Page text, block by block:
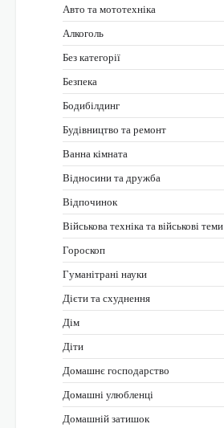
Авто та мототехніка
Алкоголь
Без категорії
Безпека
Бодибілдинг
Будівництво та ремонт
Ванна кімната
Відносини та дружба
Відпочинок
Військова техніка та військові теми
Гороскоп
Гуманітрані науки
Дієти та схуднення
Дім
Діти
Домашнє господарство
Домашні улюбленці
Домашній затишок